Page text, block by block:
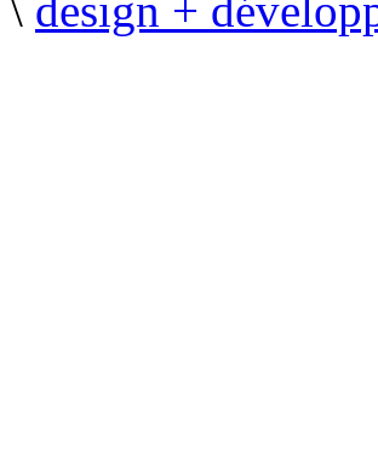
\ design +